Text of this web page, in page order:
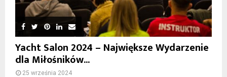
Yacht Salon 2024 – Największe Wydarzenie
dla Miłośników...
25 września 2024